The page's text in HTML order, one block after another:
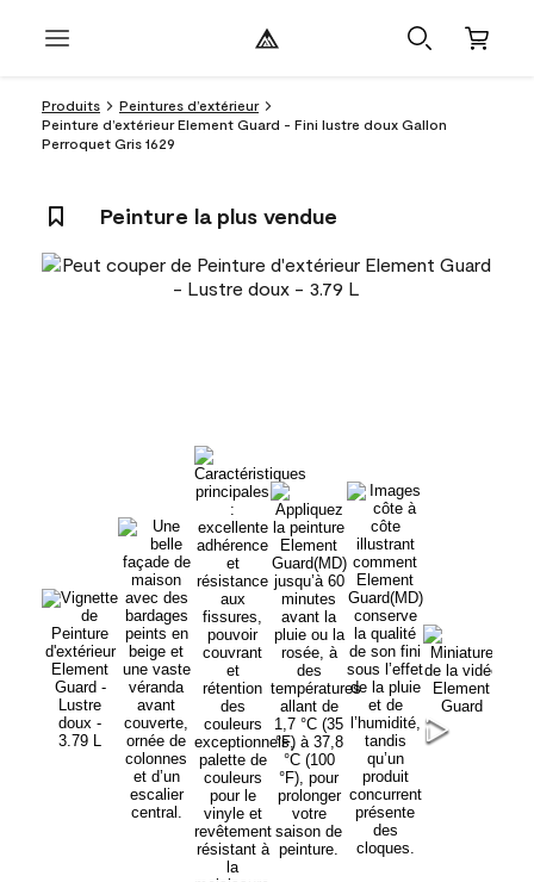
Produits
Peintures d’extérieur
Peinture d’extérieur Element Guard - Fini lustre doux Gallon
Perroquet Gris 1629
Peinture la plus vendue